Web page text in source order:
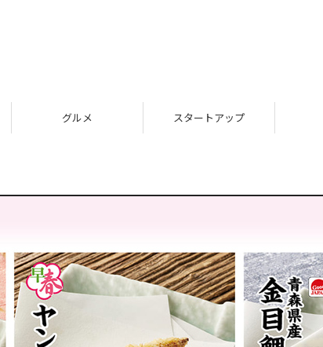
グルメ スタートアップ